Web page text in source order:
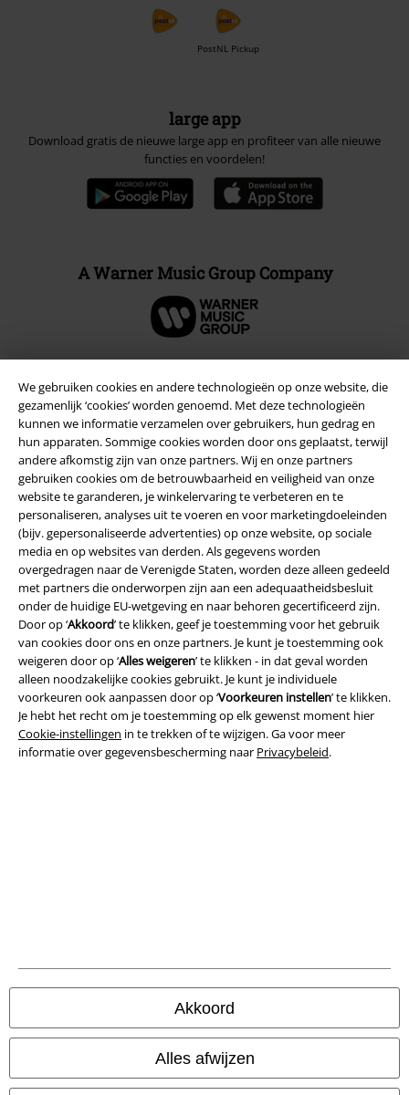
We gebruiken cookies en andere technologieën op onze website, die
gezamenlijk ‘cookies’ worden genoemd. Met deze technologieën
kunnen we informatie verzamelen over gebruikers, hun gedrag en
hun apparaten. Sommige cookies worden door ons geplaatst, terwijl
andere afkomstig zijn van onze partners. Wij en onze partners
gebruiken cookies om de betrouwbaarheid en veiligheid van onze
website te garanderen, je winkelervaring te verbeteren en te
personaliseren, analyses uit te voeren en voor marketingdoeleinden
(bijv. gepersonaliseerde advertenties) op onze website, op sociale
media en op websites van derden. Als gegevens worden
overgedragen naar de Verenigde Staten, worden deze alleen gedeeld
met partners die onderworpen zijn aan een adequaatheidsbesluit
onder de huidige EU-wetgeving en naar behoren gecertificeerd zijn.
Door op ‘Akkoord’ te klikken, geef je toestemming voor het gebruik
van cookies door ons en onze partners. Je kunt je toestemming ook
weigeren door op ‘Alles weigeren’ te klikken - in dat geval worden
alleen noodzakelijke cookies gebruikt. Je kunt je individuele
voorkeuren ook aanpassen door op ‘Voorkeuren instellen’ te klikken.
Je hebt het recht om je toestemming op elk gewenst moment hier
Cookie-instellingen in te trekken of te wijzigen. Ga voor meer
informatie over gegevensbescherming naar Privacybeleid.
Akkoord
Alles afwijzen
PostNL Pickup
large app
Download gratis de nieuwe large app en profiteer van alle nieuwe
functies en voordelen!
A Warner Music Group Company
Beveiliging
Legal
Algemene Voorwaarden
Bedrijfsgegevens
Alle prijzen incl.wettelijke BTW
© 1986-2026 Large Popmerchandising BV